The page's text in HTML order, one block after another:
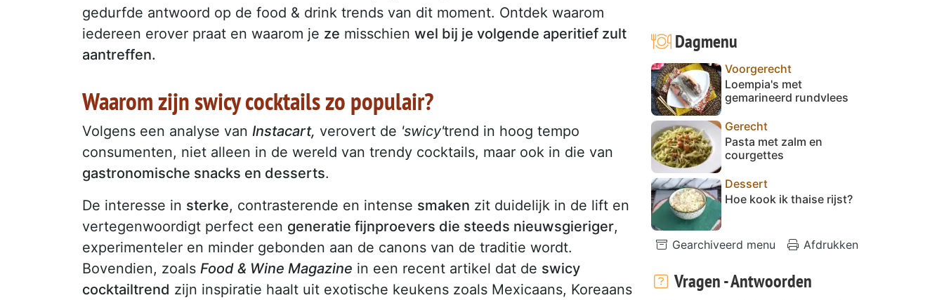
gedurfde antwoord op de food & drink trends van dit moment. Ontdek waarom
iedereen erover praat en waarom je ze misschien wel bij je volgende aperitief zult
aantreffen.
Waarom zijn swicy cocktails zo populair?
Volgens een analyse van Instacart, verovert de 'swicy'trend in hoog tempo
consumenten, niet alleen in de wereld van trendy cocktails, maar ook in die van
gastronomische snacks en desserts.
De interesse in sterke, contrasterende en intense smaken zit duidelijk in de lift en
vertegenwoordigt perfect een generatie fijnproevers die steeds nieuwsgieriger,
experimenteler en minder gebonden aan de canons van de traditie wordt.
Bovendien, zoals Food & Wine Magazine in een recent artikel dat de swicy
cocktailtrend zijn inspiratie haalt uit exotische keukens zoals Mexicaans, Koreaans
Dagmenu
Voorgerecht
Loempia's met
gemarineerd rundvlees
Gerecht
Pasta met zalm en
courgettes
Dessert
Hoe kook ik thaise rijst?
Gearchiveerd menu Afdrukken
Vragen - Antwoorden